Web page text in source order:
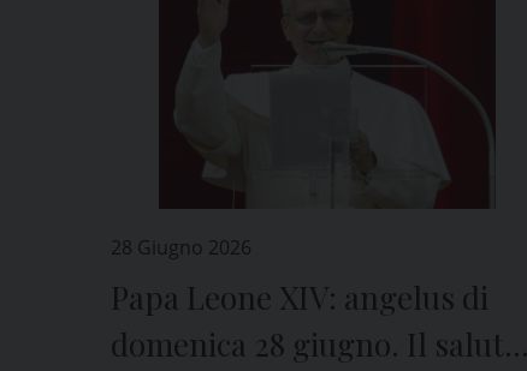
28 Giugno 2026
Papa Leone XIV: angelus di
domenica 28 giugno. Il saluto